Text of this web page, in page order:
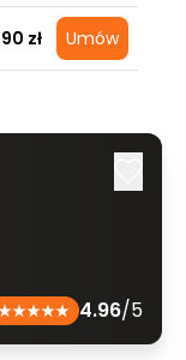
90 zł Umów
4.96/5